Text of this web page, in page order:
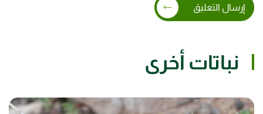
إرسال التعليق
نباتات أخرى